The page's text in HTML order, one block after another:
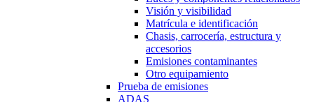
Visión y visibilidad
Matrícula e identificación
Chasis, carrocería, estructura y
accesorios
Emisiones contaminantes
Otro equipamiento
Prueba de emisiones
ADAS